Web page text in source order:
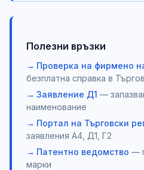
Полезни връзки
Проверка на фирмено
безплатна справка в
Заявление Д1 —
наименование
Портал на Търговски
заявления А4, Д1, Г2
Патентно ведомство —
марки